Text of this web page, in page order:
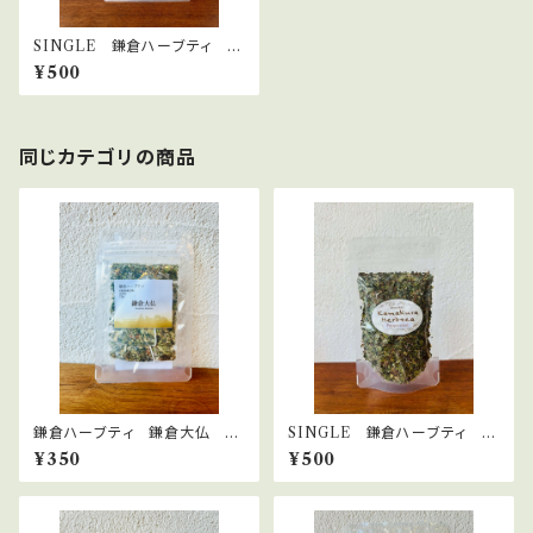
SINGLE 鎌倉ハーブティ ヒ
ース(エリカ) 10ｇ
¥500
同じカテゴリの商品
鎌倉ハーブティ 鎌倉大仏
【ティーバッグ】1.5g×2bags
¥350
SINGLE 鎌倉ハーブティ ペ
パーミント 15ｇ
¥500